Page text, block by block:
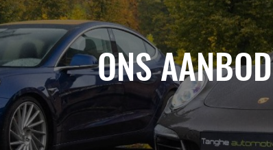
ONS AANBOD